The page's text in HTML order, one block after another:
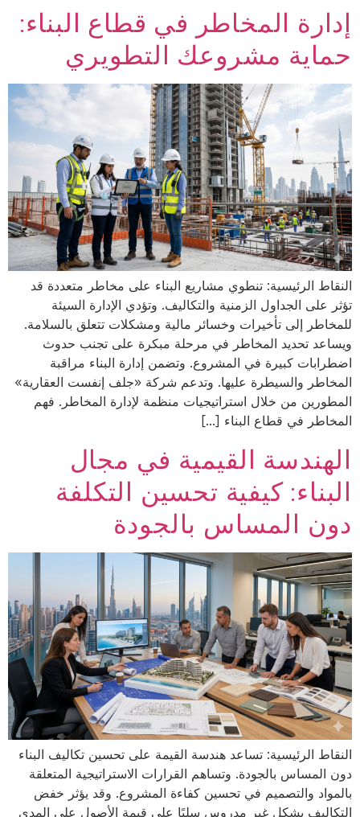
إدارة المخاطر في قطاع البناء:
حماية مشروعك التطويري
النقاط الرئيسية: تنطوي مشاريع البناء على مخاطر متعددة قد
تؤثر على الجداول الزمنية والتكاليف. وتؤدي الإدارة السيئة
للمخاطر إلى تأخيرات وخسائر مالية ومشكلات تتعلق بالسلامة.
ويساعد تحديد المخاطر في مرحلة مبكرة على تجنب حدوث
اضطرابات كبيرة في المشروع. وتضمن إدارة البناء مراقبة
المخاطر والسيطرة عليها. وتدعم شركة «جلف إنفست العقارية»
المطورين من خلال استراتيجيات منظمة لإدارة المخاطر. فهم
المخاطر في قطاع البناء […]
الهندسة القيمية في مجال
البناء: كيفية تحسين التكلفة
دون المساس بالجودة
النقاط الرئيسية: تساعد هندسة القيمة على تحسين تكاليف البناء
دون المساس بالجودة. وتساهم القرارات الاستراتيجية المتعلقة
بالمواد والتصميم في تحسين كفاءة المشروع. وقد يؤثر خفض
التكاليف بشكل غير مدروس سلبًا على قيمة الأصول على المدى